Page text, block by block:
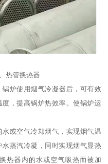
热管换热器
炉使用烟气冷凝器后，可有效
，提高锅炉热效率。使锅炉运
或空气冷却烟气，实现烟气温
蒸汽冷凝，同时实现烟气显热
热器内的水或空气吸热而被加